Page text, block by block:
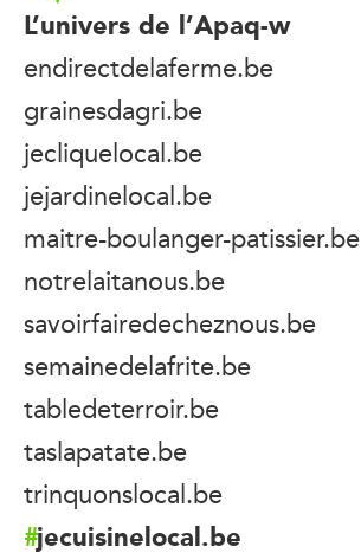
L’univers de l’Apaq-w
endirectdelaferme.be
grainesdagri.be
jecliquelocal.be
jejardinelocal.be
maitre-boulanger-patissier.be
notrelaitanous.be
savoirfairedecheznous.be
semainedelafrite.be
tabledeterroir.be
taslapatate.be
trinquonslocal.be
jecuisinelocal.be